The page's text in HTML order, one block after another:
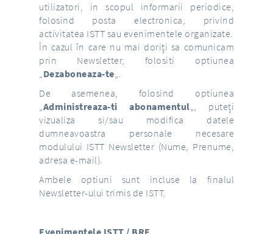
utilizatori, in scopul informarii periodice,
folosind posta electronica, privind
activitatea ISTT sau evenimentele organizate.
În cazul în care nu mai doriți sa comunicam
prin Newsletter, folositi optiunea
„Dezaboneaza-te„.
De asemenea, folosind optiunea
„Administreaza-ti abonamentul„, puteți
vizualiza si/sau modifica datele
dumneavoastra personale necesare
modulului ISTT Newsletter (Nume, Prenume,
adresa e-mail).
Ambele optiuni sunt incluse la finalul
Newsletter-ului trimis de ISTT.
Evenimentele ISTT / BRE